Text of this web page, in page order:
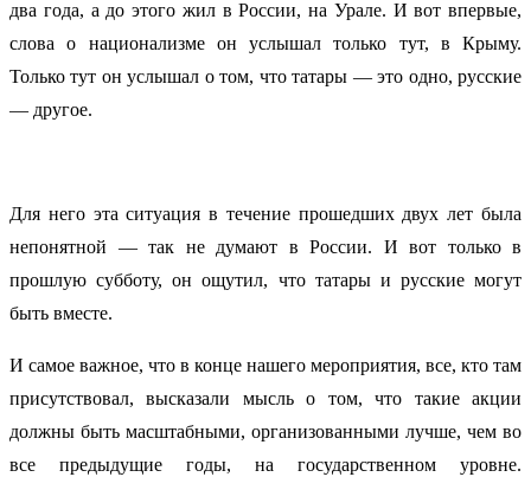
два года, а до этого жил в России, на Урале. И вот впервые,
слова о национализме он услышал только тут, в Крыму.
Только тут он услышал о том, что татары — это одно, русские
— другое.
Для него эта ситуация в течение прошедших двух лет была
непонятной — так не думают в России. И вот только в
прошлую субботу, он ощутил, что татары и русские могут
быть вместе.
И самое важное, что в конце нашего мероприятия, все, кто там
присутствовал, высказали мысль о том, что такие акции
должны быть масштабными, организованными лучше, чем во
все предыдущие годы, на государственном уровне.